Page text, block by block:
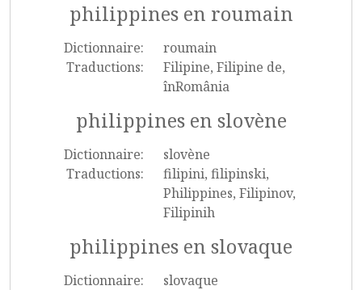
philippines en roumain
Dictionnaire:
roumain
Traductions:
Filipine, Filipine de,
înRomânia
philippines en slovène
Dictionnaire:
slovène
Traductions:
filipini, filipinski,
Philippines, Filipinov,
Filipinih
philippines en slovaque
Dictionnaire:
slovaque